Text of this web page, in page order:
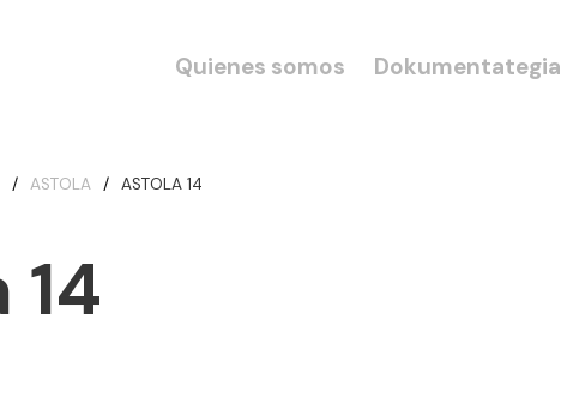
Quienes somos Dokumentategia
ASTOLA ASTOLA 14